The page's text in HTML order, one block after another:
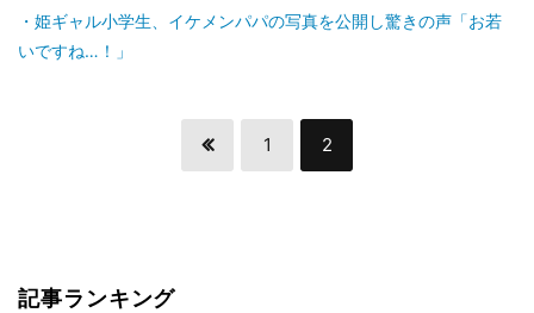
姫ギャル小学生、イケメンパパの写真を公開し驚きの声「お若
いですね…！」
1 2
記事ランキング